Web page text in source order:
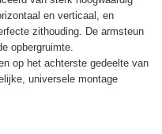
en verticaal, en
zithouding. De armsteun
opbergruimte.
op het achterste gedeelte van
universele montage